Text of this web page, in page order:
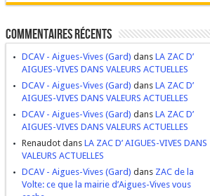
Commentaires récents
DCAV - Aigues-Vives (Gard) dans LA ZAC D’
AIGUES-VIVES DANS VALEURS ACTUELLES
DCAV - Aigues-Vives (Gard) dans LA ZAC D’
AIGUES-VIVES DANS VALEURS ACTUELLES
DCAV - Aigues-Vives (Gard) dans LA ZAC D’
AIGUES-VIVES DANS VALEURS ACTUELLES
Renaudot dans LA ZAC D’ AIGUES-VIVES DANS
VALEURS ACTUELLES
DCAV - Aigues-Vives (Gard) dans ZAC de la
Volte: ce que la mairie d’Aigues-Vives vous